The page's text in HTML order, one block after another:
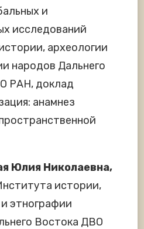
и
исследований
археологии
народов Дальнего
РАН, доклад
анамнез
Юлия Николаевна,
истории,
этнографии
Востока ДВО